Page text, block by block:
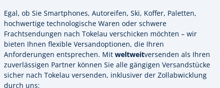
Egal, ob Sie Smartphones, Autoreifen, Ski, Koffer, Paletten,
hochwertige technologische Waren oder schwere
Frachtsendungen nach Tokelau verschicken möchten – wir
bieten Ihnen flexible Versandoptionen, die Ihren
Anforderungen entsprechen. Mit weltweitversenden als Ihren
zuverlässigen Partner können Sie alle gängigen Versandstücke
sicher nach Tokelau versenden, inklusiver der Zollabwicklung
durch uns: